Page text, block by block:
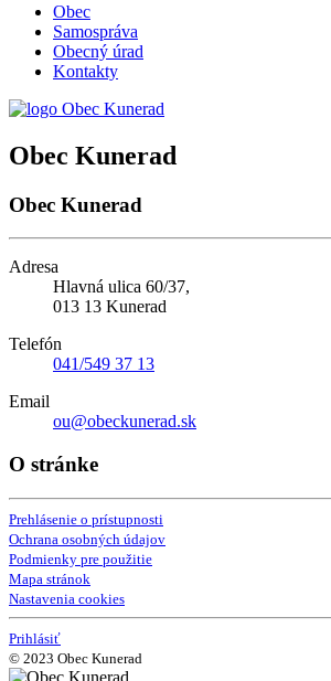
Obec
Samospráva
Obecný úrad
Kontakty
Obec Kunerad
Obec Kunerad
Adresa
Hlavná ulica 60/37,
013 13 Kunerad
Telefón
041/549 37 13
Email
ou@obeckunerad.sk
O stránke
Prehlásenie o prístupnosti
Ochrana osobných údajov
Podmienky pre použitie
Mapa stránok
Nastavenia cookies
Prihlásiť
© 2023 Obec Kunerad